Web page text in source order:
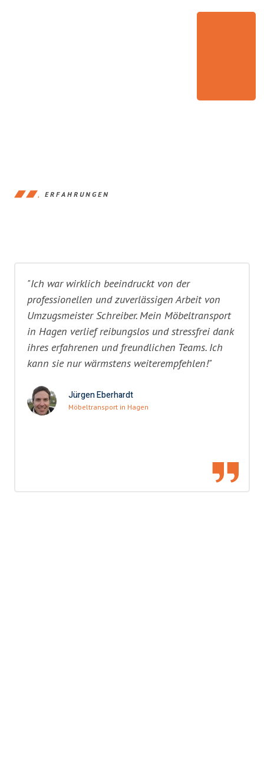
ERFAHRUNGEN
"Ich war wirklich beeindruckt von der
professionellen und zuverlässigen Arbeit von
Umzugsmeister Schreiber. Mein Möbeltransport
in Hagen verlief reibungslos und stressfrei dank
ihres erfahrenen und freundlichen Teams. Ich
kann sie nur wärmstens weiterempfehlen!"
Jürgen Eberhardt
Möbeltransport in Hagen